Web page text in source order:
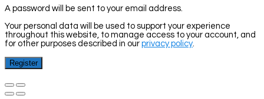
A password will be sent to your email address.
Your personal data will be used to support your experience
throughout this website, to manage access to your account, and
for other purposes described in our privacy policy.
Register